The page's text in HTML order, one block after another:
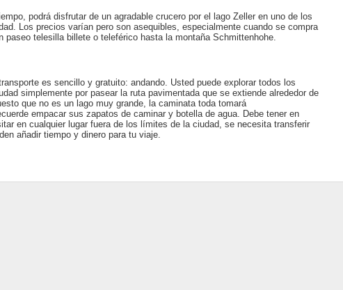
podrá disfrutar de un agradable crucero por el lago Zeller en uno de los
Los precios varían pero son asequibles, especialmente cuando se compra
paseo telesilla billete o teleférico hasta la montaña Schmittenhohe.
es sencillo y gratuito: andando. Usted puede explorar todos los
simplemente por pasear la ruta pavimentada que se extiende alrededor de
que no es un lago muy grande, la caminata toda tomará
empacar sus zapatos de caminar y botella de agua. Debe tener en
en cualquier lugar fuera de los límites de la ciudad, se necesita transferir
añadir tiempo y dinero para tu viaje.